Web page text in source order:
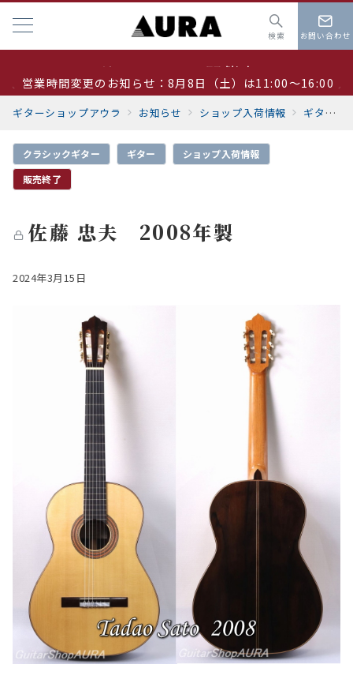
検索 お問い合わせ
夏季休業 8月19日～23日
サマーセール開催中
ギターショップアウラ お知らせ ショップ入荷情報 ギター
クラシックギター ギター
ショップ入荷情報
販売終了
佐藤 忠夫 2008年製
2024年3月15日